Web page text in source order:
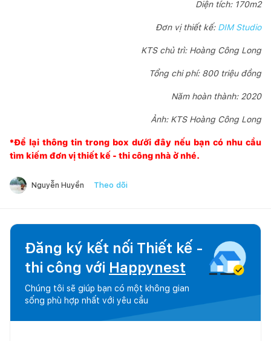
Diện tích: 170m2
Đơn vị thiết kế: DIM Studio
KTS chủ trì: Hoàng Công Long
Tổng chi phí: 800 triệu đồng
Năm hoàn thành: 2020
Ảnh: KTS Hoàng Công Long
*Để lại thông tin trong box dưới đây nếu bạn có nhu cầu
tìm kiếm đơn vị thiết kế - thi công nhà ở nhé.
Nguyễn Huyền Theo dõi
Đăng ký kết nối Thiết kế -
thi công với Happynest
Chúng tôi sẽ giúp bạn có một không gian
sống phù hợp nhất với yêu cầu